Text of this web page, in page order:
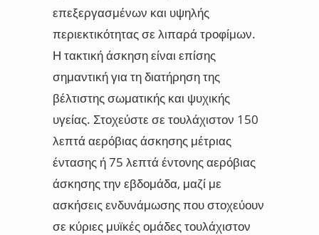
επεξεργασμένων και υψηλής
περιεκτικότητας σε λιπαρά τροφίμων.
Η τακτική άσκηση είναι επίσης
σημαντική για τη διατήρηση της
βέλτιστης σωματικής και ψυχικής
υγείας. Στοχεύστε σε τουλάχιστον 150
λεπτά αερόβιας άσκησης μέτριας
έντασης ή 75 λεπτά έντονης αερόβιας
άσκησης την εβδομάδα, μαζί με
ασκήσεις ενδυνάμωσης που στοχεύουν
σε κύριες μυϊκές ομάδες τουλάχιστον